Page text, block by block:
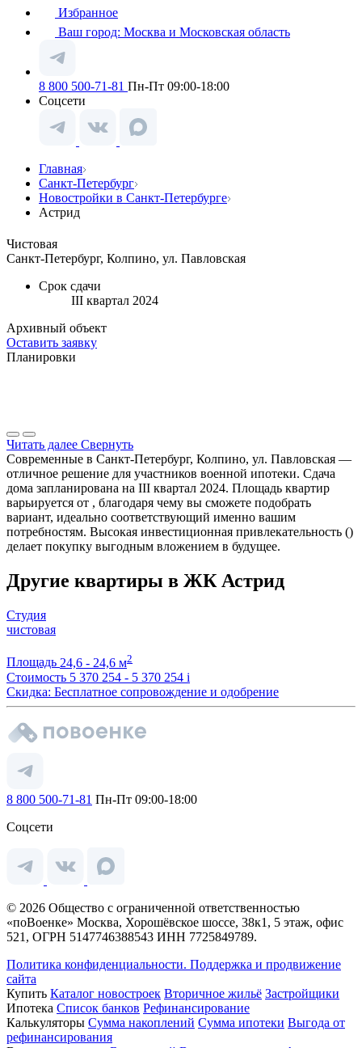
Избранное
Ваш город: Москва и Московская область
8 800 500-71-81 Пн-Пт 09:00-18:00
Соцсети
Главная
Санкт-Петербург
Новостройки в Санкт-Петербурге
Астрид
Чистовая
Санкт-Петербург, Колпино, ул. Павловская
Срок сдачи
III квартал 2024
Архивный объект
Оставить заявку
Планировки
Читать далее Свернуть
Современные в Санкт-Петербург, Колпино, ул. Павловская —
отличное решение для участников военной ипотеки. Сдача
дома запланирована на III квартал 2024. Площадь квартир
варьируется от , благодаря чему вы сможете подобрать
вариант, идеально соответствующий именно вашим
потребностям. Высокая инвестиционная привлекательность ()
делает покупку выгодным вложением в будущее.
Другие квартиры в ЖК Астрид
Студия
чистовая
Площадь 24,6 - 24,6 м2
Стоимость 5 370 254 - 5 370 254 i
Скидка: Бесплатное сопровождение и одобрение
8 800 500-71-81 Пн-Пт 09:00-18:00
Соцсети
© 2026 Общество с ограниченной ответственностью
«поВоенке» Москва, Хорошёвское шоссе, 38к1, 5 этаж, офис
521, ОГРН 5147746388543 ИНН 7725849789.
Политика конфиденциальности. Поддержка и продвижение
сайта
Купить Каталог новостроек Вторичное жильё Застройщики
Ипотека Список банков Рефинансирование
Калькуляторы Сумма накоплений Сумма ипотеки Выгода от
рефинансирования